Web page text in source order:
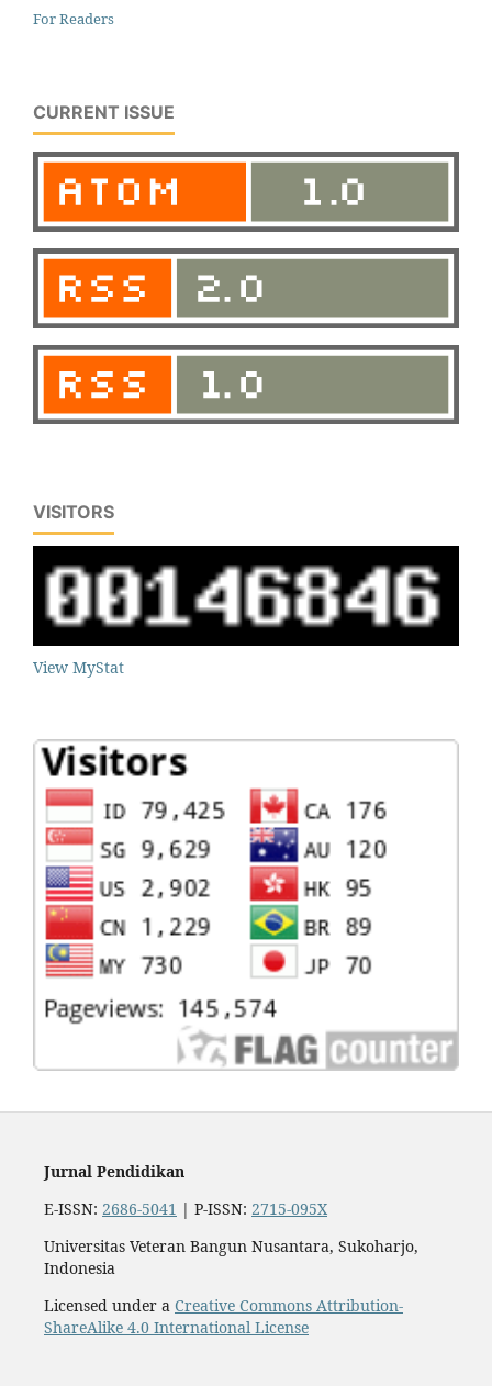
For Readers
CURRENT ISSUE
VISITORS
View MyStat
Jurnal Pendidikan
E-ISSN: 2686-5041 | P-ISSN: 2715-095X
Universitas Veteran Bangun Nusantara, Sukoharjo,
Indonesia
Licensed under a Creative Commons Attribution-
ShareAlike 4.0 International License